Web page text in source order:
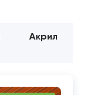
Акрил